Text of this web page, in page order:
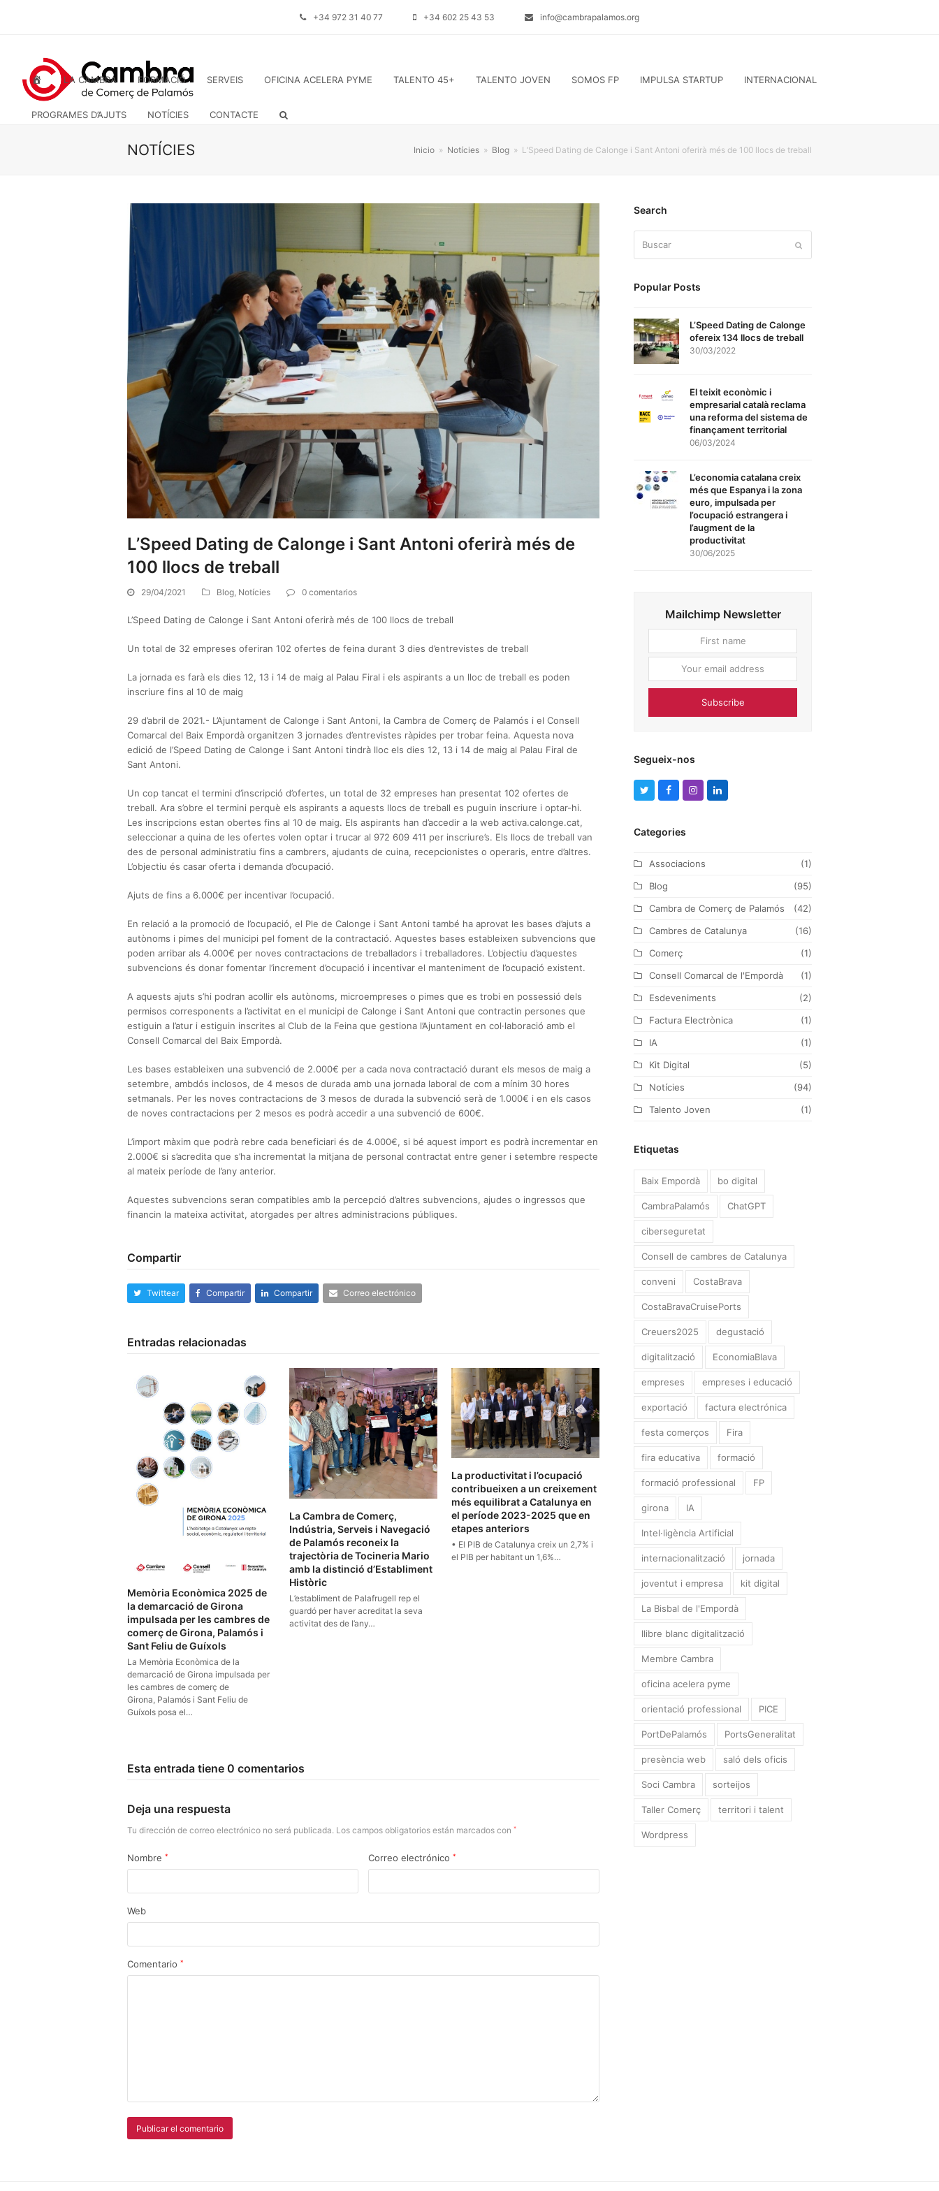
+34 972 31 40 77 +34 602 25 43 53 info@cambrapalamos.org
INICI LA CAMBRA FORMACIÓ SERVEIS OFICINA ACELERA PYME TALENTO 45+ TALENTO JOVEN SOMOS FP IMPULSA STARTUP INTERNACIONAL
PROGRAMES D’AJUTS NOTÍCIES CONTACTE
NOTÍCIES Inicio » Notícies » Blog » L’Speed Dating de Calonge i Sant Antoni oferirà més de 100 llocs de treball
L’Speed Dating de Calonge i Sant Antoni oferirà més de
100 llocs de treball
29/04/2021 Blog Notícies 0 comentarios
L’Speed Dating de Calonge i Sant Antoni oferirà més de 100 llocs de treball
Un total de 32 empreses oferiran 102 ofertes de feina durant 3 dies d’entrevistes de treball
La jornada es farà els dies 12, 13 i 14 de maig al Palau Firal i els aspirants a un lloc de treball es poden
inscriure fins al 10 de maig
29 d’abril de 2021.- L’Ajuntament de Calonge i Sant Antoni, la Cambra de Comerç de Palamós i el Consell
Comarcal del Baix Empordà organitzen 3 jornades d’entrevistes ràpides per trobar feina. Aquesta nova
edició de l’Speed Dating de Calonge i Sant Antoni tindrà lloc els dies 12, 13 i 14 de maig al Palau Firal de
Sant Antoni.
Un cop tancat el termini d’inscripció d’ofertes, un total de 32 empreses han presentat 102 ofertes de
treball. Ara s’obre el termini perquè els aspirants a aquests llocs de treball es puguin inscriure i optar-hi.
Les inscripcions estan obertes fins al 10 de maig. Els aspirants han d’accedir a la web activa.calonge.cat,
seleccionar a quina de les ofertes volen optar i trucar al 972 609 411 per inscriure’s. Els llocs de treball van
des de personal administratiu fins a cambrers, ajudants de cuina, recepcionistes o operaris, entre d’altres.
L’objectiu és casar oferta i demanda d’ocupació.
Ajuts de fins a 6.000€ per incentivar l’ocupació.
En relació a la promoció de l’ocupació, el Ple de Calonge i Sant Antoni també ha aprovat les bases d’ajuts a
autònoms i pimes del municipi pel foment de la contractació. Aquestes bases estableixen subvencions que
poden arribar als 4.000€ per noves contractacions de treballadors i treballadores. L’objectiu d’aquestes
subvencions és donar fomentar l’increment d’ocupació i incentivar el manteniment de l’ocupació existent.
A aquests ajuts s’hi podran acollir els autònoms, microempreses o pimes que es trobi en possessió dels
permisos corresponents a l’activitat en el municipi de Calonge i Sant Antoni que contractin persones que
estiguin a l’atur i estiguin inscrites al Club de la Feina que gestiona l’Ajuntament en col·laboració amb el
Consell Comarcal del Baix Empordà.
Les bases estableixen una subvenció de 2.000€ per a cada nova contractació durant els mesos de maig a
setembre, ambdós inclosos, de 4 mesos de durada amb una jornada laboral de com a mínim 30 hores
setmanals. Per les noves contractacions de 3 mesos de durada la subvenció serà de 1.000€ i en els casos
de noves contractacions per 2 mesos es podrà accedir a una subvenció de 600€.
L’import màxim que podrà rebre cada beneficiari és de 4.000€, si bé aquest import es podrà incrementar en
2.000€ si s’acredita que s’ha incrementat la mitjana de personal contractat entre gener i setembre respecte
al mateix període de l’any anterior.
Aquestes subvencions seran compatibles amb la percepció d’altres subvencions, ajudes o ingressos que
financin la mateixa activitat, atorgades per altres administracions públiques.
Compartir
Twittear Compartir Compartir Correo electrónico
Entradas relacionadas
Memòria Econòmica 2025 de
la demarcació de Girona
impulsada per les cambres de
comerç de Girona, Palamós i
Sant Feliu de Guíxols
La Memòria Econòmica de la
demarcació de Girona impulsada per
les cambres de comerç de
Girona, Palamós i Sant Feliu de
Guíxols posa el…
La Cambra de Comerç,
Indústria, Serveis i Navegació
de Palamós reconeix la
trajectòria de Tocineria Mario
amb la distinció d’Establiment
Històric
L’establiment de Palafrugell rep el
guardó per haver acreditat la seva
activitat des de l’any…
La productivitat i l’ocupació
contribueixen a un creixement
més equilibrat a Catalunya en
el període 2023-2025 que en
etapes anteriors
• El PIB de Catalunya creix un 2,7% i
el PIB per habitant un 1,6%…
Esta entrada tiene 0 comentarios
Deja una respuesta
Tu dirección de correo electrónico no será publicada. Los campos obligatorios están marcados con *
Nombre * Correo electrónico *
Web
Comentario *
Search
Popular Posts
L’Speed Dating de Calonge
ofereix 134 llocs de treball
30/03/2022
El teixit econòmic i
empresarial català reclama
una reforma del sistema de
finançament territorial
06/03/2024
L’economia catalana creix
més que Espanya i la zona
euro, impulsada per
l’ocupació estrangera i
l’augment de la
productivitat
30/06/2025
Mailchimp Newsletter
name
Subscribe
Segueix-nos
i
r
c
o
k
r
a
I
n
Categories
Associacions
(1)
Blog
(95)
Cambra de Comerç de Palamós
(42)
Cambres de Catalunya
(16)
Comerç
(1)
Consell Comarcal de l'Empordà
(1)
Esdeveniments
(2)
Factura Electrònica
(1)
IA
(1)
Kit Digital
(5)
Notícies
(94)
Talento Joven
(1)
Etiquetas
Baix Empordà bo digital
CambraPalamós ChatGPT
ciberseguretat
Consell de cambres de Catalunya
conveni CostaBrava
CostaBravaCruisePorts
Creuers2025 degustació
digitalització EconomiaBlava
empreses empreses i educació
exportació factura electrónica
festa comerços Fira
fira educativa formació
formació professional FP
girona IA
Intel·ligència Artificial
internacionalització jornada
joventut i empresa kit digital
La Bisbal de l'Empordà
llibre blanc digitalització
Membre Cambra
oficina acelera pyme
orientació professional PICE
PortDePalamós PortsGeneralitat
presència web saló dels oficis
Soci Cambra sorteijos
Taller Comerç territori i talent
Wordpress